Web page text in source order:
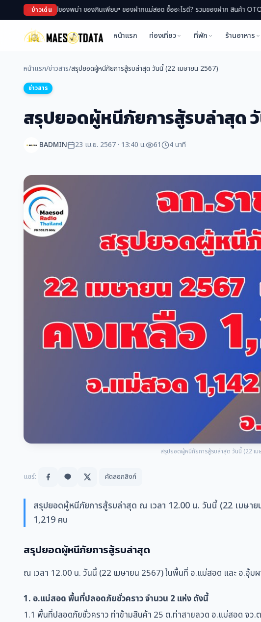
ข่าวเด่น
าด ช้อปของพม่า ของกินเพียบ• ของฝากแม่สอด ซื้ออะไรดี? รวมของฝาก สินค้า OTOP ขึ้นชื่อ•
หน้าแรก ท่องเที่ยว ที่พัก ร้านอาหาร
หน้าแรก/ข่าวสาร/ สรุปยอดผู้หนีภัยการสู้รบล่าสุด วันนี้ (22 เมษายน 2567)
ข่าวสาร
สรุปยอดผู้หนีภัยการสู้รบล่าสุด
BADMIN 23 เม.ย. 2567 · 13:40 น. 61 4 นาที
สรุปยอดผู้หนีภัยการสู้รบล่าสุด วันนี้ (22 เม
แชร์: คัดลอกลิงก์
สรุปยอดผู้หนีภัยการสู้รบล่าสุด ณ เวลา 12.00 น. วันนี้ (22 เมษา
1,219 คน
สรุปยอดผู้หนีภัยการสู้รบล่าสุด
ณ เวลา 12.00 น. วันนี้ (22 เมษายน 2567) ในพื้นที่ อ.แม่สอด และ อ.อุ้ม
1. อ.แม่สอด พื้นที่ปลอดภัยชั่วคราว จำนวน 2 แห่ง ดังนี้
1.1 พื้นที่ปลอดภัยชั่วคราว ท่าข้ามสินค้า 25 ต.ท่าสายลวด อ.แม่สอด จว.